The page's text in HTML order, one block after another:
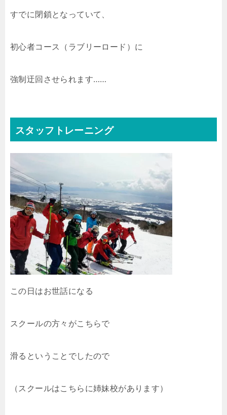
すでに閉鎖となっていて、
初心者コース（ラブリーロード）に
強制迂回させられます……
スタッフトレーニング
この日はお世話になる
スクールの方々がこちらで
滑るということでしたので
（スクールはこちらに姉妹校があります）